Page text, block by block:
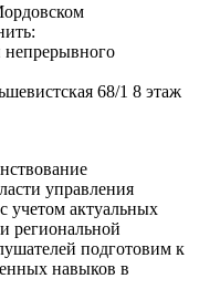
непрерывного
68/1 8 этаж
управления
учетом актуальных
региональной
подготовим к
навыков в